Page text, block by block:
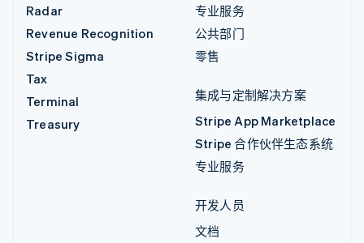
Radar
Revenue Recognition
Stripe Sigma
Tax
Terminal
Treasury
专业服务
公共部门
零售
集成与定制解决方案
Stripe App Marketplace
Stripe 合作伙伴生态系统
专业服务
开发人员
文档